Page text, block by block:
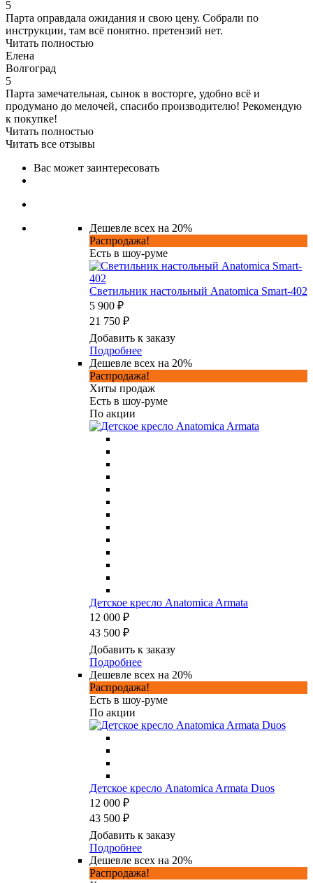
5
Парта оправдала ожидания и свою цену. Собрали по
инструкции, там всё понятно. претензий нет.
Читать полностью
Елена
Волгоград
5
Парта замечательная, сынок в восторге, удобно всё и
продумано до мелочей, спасибо производителю! Рекомендую
к покупке!
Читать полностью
Читать все отзывы
Вас может заинтересовать
Дешевле всех на 20%
Распродажа!
Есть в шоу-руме
Светильник настольный Anatomica Smart-402
5 900 ₽
21 750 ₽
Добавить к заказу
Подробнее
Дешевле всех на 20%
Распродажа!
Хиты продаж
Есть в шоу-руме
По акции
Детское кресло Anatomica Armata
12 000 ₽
43 500 ₽
Добавить к заказу
Подробнее
Дешевле всех на 20%
Распродажа!
Есть в шоу-руме
По акции
Детское кресло Anatomica Armata Duos
12 000 ₽
43 500 ₽
Добавить к заказу
Подробнее
Дешевле всех на 20%
Распродажа!